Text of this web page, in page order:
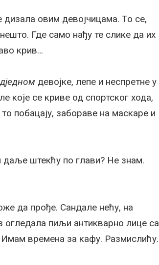
овим девојчицама. То се,
Где само нађу те слике да их
крив…
девојке, лепе и неспретне у
које се криве од спортског хода,
побацају, забораве на маскаре и
штекћу по глави? Не знам.
да прође. Сандале нећу, на
огледала пиљи антикварно лице са
времена за кафу. Размислићу.